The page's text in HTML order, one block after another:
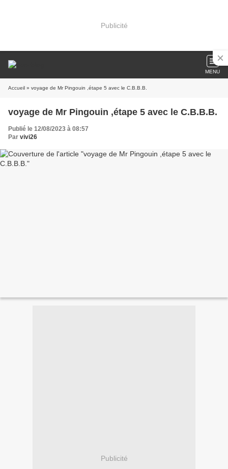
Publicité
MENU
Accueil » voyage de Mr Pingouin ,étape 5 avec le C.B.B.B.
voyage de Mr Pingouin ,étape 5 avec le C.B.B.B.
Publié le 12/08/2023 à 08:57
Par vivi26
Publicité